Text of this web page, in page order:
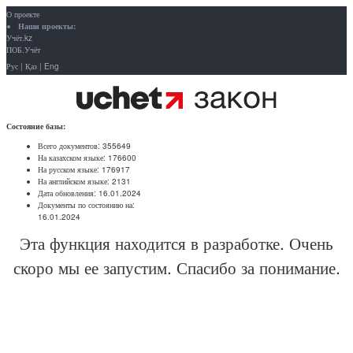
О проекте
Наши проекты:
Учёт.kz
ПОБ.Учёт
Рус | Қаз | Eng
Состояние базы:
Всего документов: 355649
На казахском языке: 176600
На русском языке: 176917
На английском языке: 2131
Дата обновления: 16.01.2024
Документы по состоянию на:
16.01.2024
Эта функция находится в разработке. Очень
скоро мы ее запустим. Спасибо за понимание.